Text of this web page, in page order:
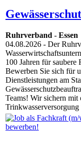
Ruhrverband - Essen
04.08.2026 - Der
100 Jahren für saubere
Bewerben Sie sich für
Dienstleistungen am
Teams! Wir sichern mit